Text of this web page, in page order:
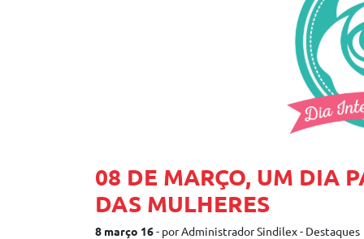
08 DE MARÇO, UM DIA
DAS MULHERES
8 março 16- por Administrador Sindilex - Destaques